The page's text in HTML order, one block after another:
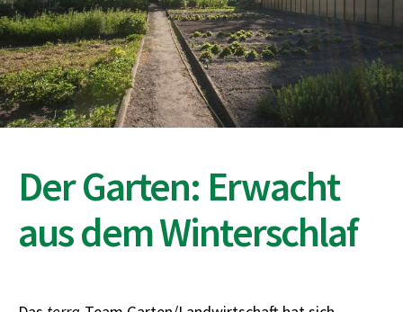
Der Garten: Erwacht
aus dem Winterschlaf